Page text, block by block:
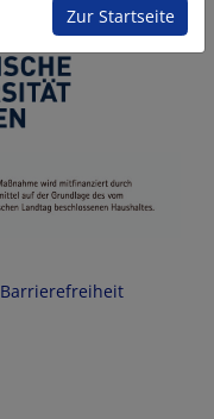
Zur Startseite
Barrierefreiheit